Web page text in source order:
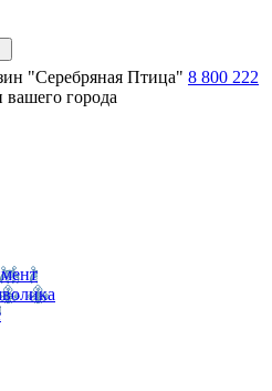
"Серебряная Птица" 8 800 222
города